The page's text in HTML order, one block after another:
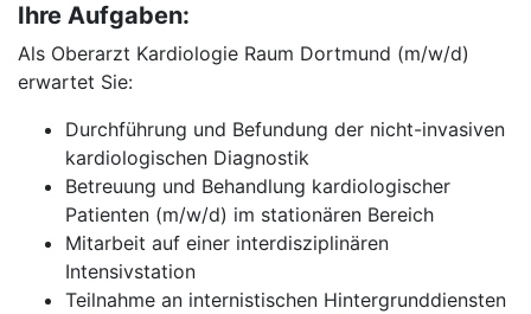
Ihre Aufgaben:
Als Oberarzt Kardiologie Raum Dortmund (m/w/d)
erwartet Sie:
Durchführung und Befundung der nicht-invasiven
kardiologischen Diagnostik
Betreuung und Behandlung kardiologischer
Patienten (m/w/d) im stationären Bereich
Mitarbeit auf einer interdisziplinären
Intensivstation
Teilnahme an internistischen Hintergrunddiensten